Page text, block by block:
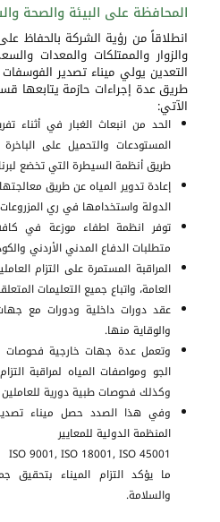
المحافظة على البيئة والصحة
انطلاقاً من رؤية الشركة بالحفاظ
والزوار والممتلكات والمعدات
التعدين يولي ميناء تصدير
طريق عدة إجراءات حازمة يتابعها
الآتي:
الحد من انبعاث الغبار في أثناء
طريق أنظمة السيطرة التي تخضع
إعادة تدوير المياه عن طريق
الدولة واستخدامها في ري
توفر انظمة اطفاء موزعة في
متطلبات الدفاع المدني الأردني
المراقبة المستمرة على التزام
العامة، واتباع جميع التعليمات
عقد دورات داخلية ودورات مع
والوقاية منها.
وتعمل عدة جهات خارجية فحوصات
الجو ومواصفات المياه لمراقبة
وكذلك فحوصات طبية دورية
وفي هذا الصدد حصل ميناء
المنظمة الدولية للمعايير
ISO 9001, ISO 18001, ISO 45001
ما يؤكد التزام الميناء بتحقيق
والسلامة.